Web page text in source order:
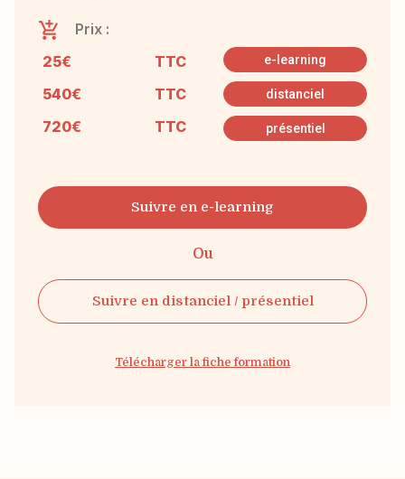
Prix :
25€
540€
720€
TTC
TTC
TTC
e-learning
distanciel
présentiel
Suivre en e-learning
Ou
Suivre en distanciel / présentiel
Télécharger la fiche formation